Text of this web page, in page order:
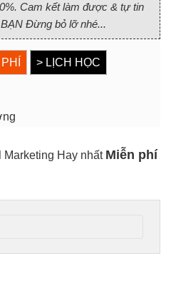
Cam kết làm được & tự tin
Đừng bỏ lỡ nhé...
> LỊCH HỌC
Marketing Hay nhất Miễn phí